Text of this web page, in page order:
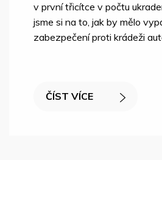
v první třicítce v počtu
jsme si na to, jak by mělo
zabezpečení proti krádeži
ČÍST VÍCE